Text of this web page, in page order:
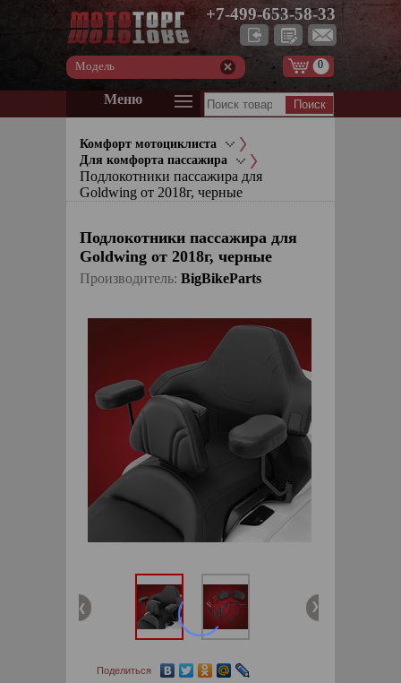
+7-499-653-58-33
Модель 0
Меню
Комфорт мотоциклиста
Для комфорта пассажира
Подлокотники пассажира для
Goldwing от 2018г, черные
Подлокотники пассажира для
Goldwing от 2018г, черные
Производитель: BigBikeParts
Поделиться